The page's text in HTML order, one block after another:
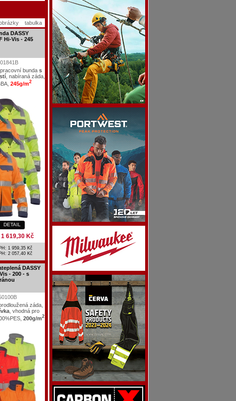
tabulka
DASSY
Hi-Vis - 245
, pracovní bunda s
, nabíraná záda,
245g/m2
DETAIL
1 619,30 Kč
1 959,35 Kč
2 057,40 Kč
DASSY
- 200 - s
prodloužená záda,
, vhodná pro
200g/m2